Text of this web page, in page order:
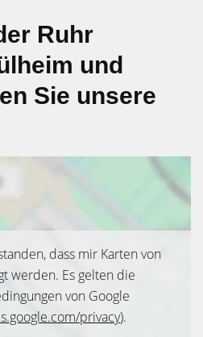
Ruhr
und
Sie unsere
dass mir Karten von
werden. Es gelten die
von Google
privacy).